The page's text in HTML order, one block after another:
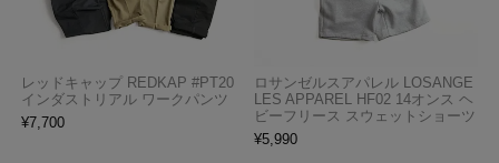
レッドキャップ REDKAP #PT20
インダストリアル ワークパンツ
¥7,700
ロサンゼルスアパレル LOSANGE
LES APPAREL HF02 14オンス ヘ
ビーフリース スウェットショーツ
¥5,990